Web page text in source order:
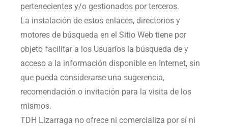
pertenecientes y/o gestionados por terceros.
La instalación de estos enlaces, directorios y
motores de búsqueda en el Sitio Web tiene por
objeto facilitar a los Usuarios la búsqueda de y
acceso a la información disponible en Internet, sin
que pueda considerarse una sugerencia,
recomendación o invitación para la visita de los
mismos.
TDH Lizarraga no ofrece ni comercializa por sí ni